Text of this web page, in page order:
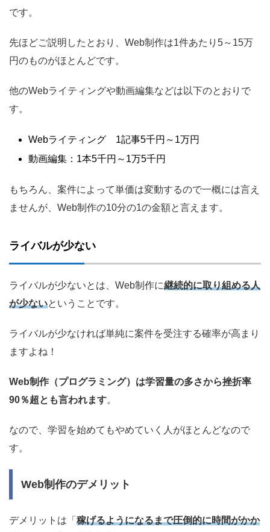
です。
先ほどご説明したとおり、Web制作は1件あたり5～15万
円のものがほとんどです。
他のWebライティングや動画編集などは以下のとおりで
す。
Webライティング 1記事5千円～1万円
動画編集：1本5千円～1万5千円
もちろん、案件によって単価は変動するので一概には言え
ませんが、Web制作の10分の1の金額と言えます。
ライバルが少ない
ライバルが少ないとは、Web制作に継続的に取り組める人
が少ないということです。
ライバルが少なければ単純に案件を受注する確率が高まり
ますよね！
Web制作（プログラミング）は学習量の多さから挫折率
90％超とも言われます。
なので、学習を始めてもやめていく人がほとんどなので
す。
Web制作のデメリット
デメリットは「 稼げるようになるまで圧倒的に時間がかか